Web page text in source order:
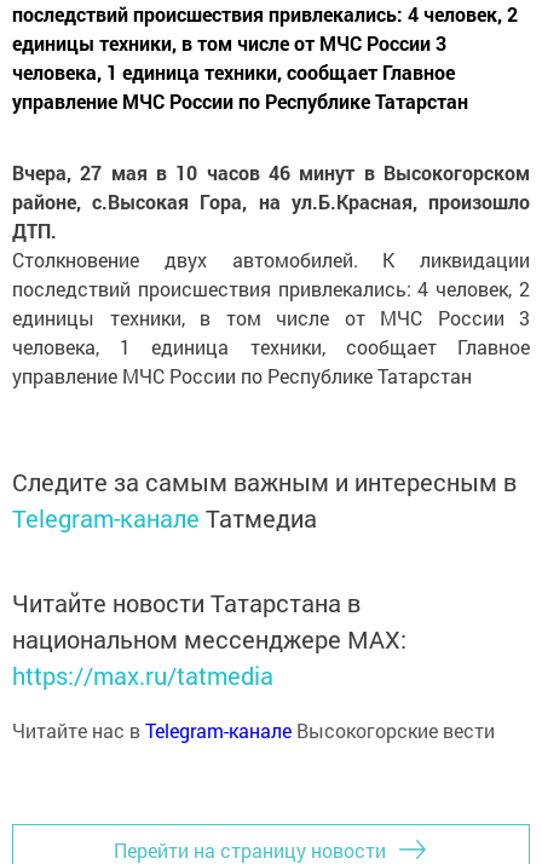
последствий происшествия привлекались: 4 человек, 2
единицы техники, в том числе от МЧС России 3
человека, 1 единица техники, сообщает Главное
управление МЧС России по Республике Татарстан
Вчера, 27 мая в 10 часов 46 минут в Высокогорском
районе, с.Высокая Гора, на ул.Б.Красная, произошло
ДТП.
Столкновение двух автомобилей. К ликвидации
последствий происшествия привлекались: 4 человек, 2
единицы техники, в том числе от МЧС России 3
человека, 1 единица техники, сообщает Главное
управление МЧС России по Республике Татарстан
Следите за самым важным и интересным в
Telegram-канале Татмедиа
Читайте новости Татарстана в
национальном мессенджере MАХ:
https://max.ru/tatmedia
Читайте нас вTelegram-канале Высокогорские вести
Перейти на страницу новости